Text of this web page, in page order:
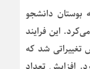
بوستان دانشجو
این فرایند
شد که